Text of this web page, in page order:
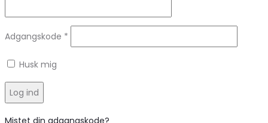
Adgangskode *
Husk mig
Log ind